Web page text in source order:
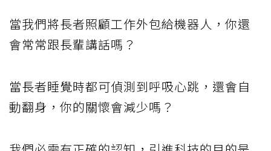
當我們將長者照顧工作外包給機器人，你還
會常常跟長輩講話嗎？
當長者睡覺時都可偵測到呼吸心跳，還會自
動翻身，你的關懷會減少嗎？